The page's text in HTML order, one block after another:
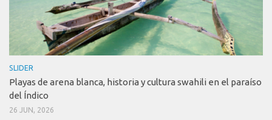
SLIDER
Playas de arena blanca, historia y cultura swahili en el paraíso
del Índico
26 JUN, 2026